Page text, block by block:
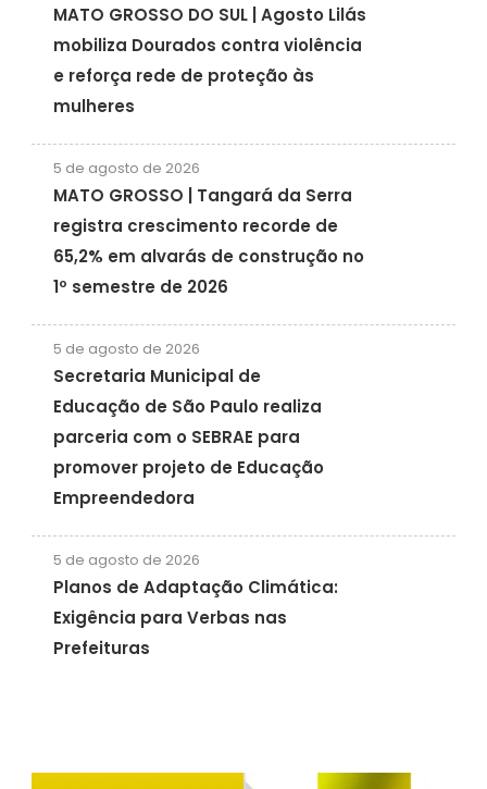
MATO GROSSO DO SUL | Agosto Lilás
mobiliza Dourados contra violência
e reforça rede de proteção às
mulheres
5 de agosto de 2026
MATO GROSSO | Tangará da Serra
registra crescimento recorde de
65,2% em alvarás de construção no
1º semestre de 2026
5 de agosto de 2026
Secretaria Municipal de
Educação de São Paulo realiza
parceria com o SEBRAE para
promover projeto de Educação
Empreendedora
5 de agosto de 2026
Planos de Adaptação Climática:
Exigência para Verbas nas
Prefeituras